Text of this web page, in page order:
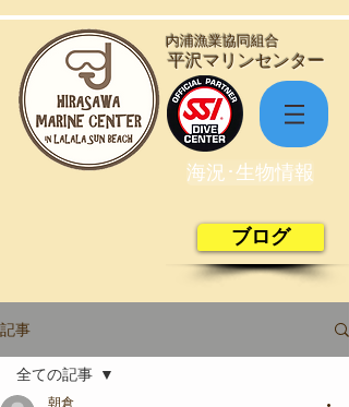
​平沢マリンセンター
​内浦漁業協同組合
海況･生物情報
ブログ
記事
全ての記事
朝倉